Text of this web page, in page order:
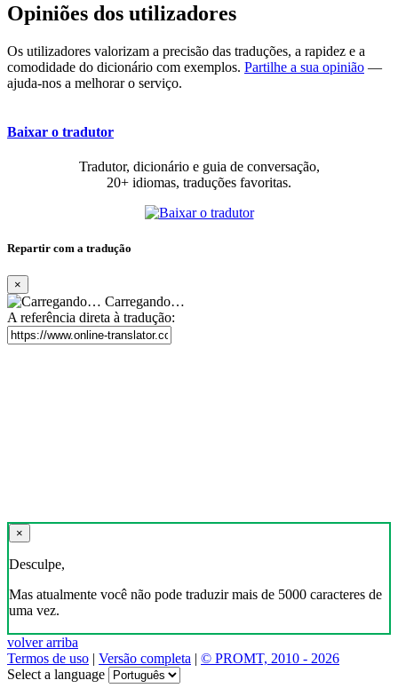
Opiniões dos utilizadores
Os utilizadores valorizam a precisão das traduções, a rapidez e a
comodidade do dicionário com exemplos. Partilhe a sua opinião —
ajuda-nos a melhorar o serviço.
Baixar o tradutor
Tradutor, dicionário e guia de conversação,
20+ idiomas, traduções favoritas.
Repartir com a tradução
×
Carregando…
A referência direta à tradução:
×
Desculpe,
Mas atualmente você não pode traduzir mais de 5000 caracteres de
uma vez.
volver arriba
Termos de uso | Versão completa | © PROMT, 2010 - 2026
Select a language